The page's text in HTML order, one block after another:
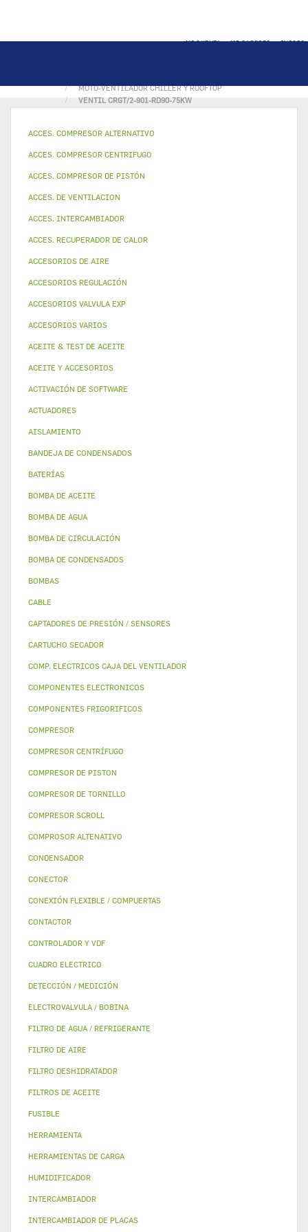
MI CUENTA MI CARRITO INICIO
MOTO-VENTILADOR CHILLER Y ROOFTOP
VENTIL CRGT/2-901-RD90-75KW
ACCES. COMPRESOR ALTERNATIVO
ACCES. COMPRESOR CENTRIFUGO
ACCES. COMPRESOR DE PISTÓN
ACCES. DE VENTILACION
ACCES. INTERCAMBIADOR
ACCES. RECUPERADOR DE CALOR
ACCESORIOS DE AIRE
ACCESORIOS REGULACIÓN
ACCESORIOS VALVULA EXP
ACCESORIOS VARIOS
ACEITE & TEST DE ACEITE
ACEITE Y ACCESORIOS
ACTIVACIÓN DE SOFTWARE
ACTUADORES
AISLAMIENTO
BANDEJA DE CONDENSADOS
BATERÍAS
BOMBA DE ACEITE
BOMBA DE AGUA
BOMBA DE CIRCULACIÓN
BOMBA DE CONDENSADOS
BOMBAS
CABLE
CAPTADORES DE PRESIÓN / SENSORES
CARTUCHO SECADOR
COMP. ELECTRICOS CAJA DEL VENTILADOR
COMPONENTES ELECTRONICOS
COMPONENTES FRIGORIFICOS
COMPRESOR
COMPRESOR CENTRÍFUGO
COMPRESOR DE PISTON
COMPRESOR DE TORNILLO
COMPRESOR SCROLL
COMPROSOR ALTENATIVO
CONDENSADOR
CONECTOR
CONEXIÓN FLEXIBLE / COMPUERTAS
CONTACTOR
CONTROLADOR Y VDF
CUADRO ELECTRICO
DETECCIÓN / MEDICIÓN
ELECTROVALVULA / BOBINA
FILTRO DE AGUA / REFRIGERANTE
FILTRO DE AIRE
FILTRO DESHIDRATADOR
FILTROS DE ACEITE
FUSIBLE
HERRAMIENTA
HERRAMIENTAS DE CARGA
HUMIDIFICADOR
INTERCAMBIADOR
INTERCAMBIADOR DE PLACAS